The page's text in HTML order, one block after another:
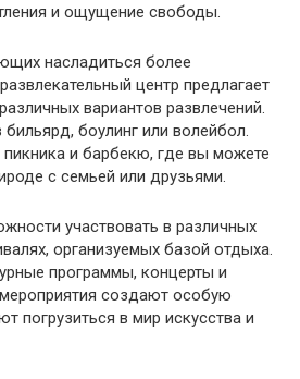
и ощущение свободы.
насладиться более
центр предлагает
вариантов развлечений.
боулинг или волейбол.
и барбекю, где вы можете
с семьей или друзьями.
участвовать в различных
организуемых базой отдыха.
программы, концерты и
создают особую
погрузиться в мир искусства и